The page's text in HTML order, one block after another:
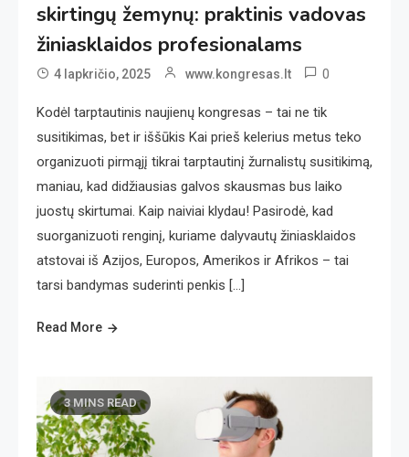
skirtingų žemynų: praktinis vadovas
žiniasklaidos profesionalams
4 lapkričio, 2025 www.kongresas.lt 0
Kodėl tarptautinis naujienų kongresas – tai ne tik
susitikimas, bet ir iššūkis Kai prieš kelerius metus teko
organizuoti pirmąjį tikrai tarptautinį žurnalistų susitikimą,
maniau, kad didžiausias galvos skausmas bus laiko
juostų skirtumai. Kaip naiviai klydau! Pasirodė, kad
suorganizuoti renginį, kuriame dalyvautų žiniasklaidos
atstovai iš Azijos, Europos, Amerikos ir Afrikos – tai
tarsi bandymas suderinti penkis […]
Read More
3 MINS READ